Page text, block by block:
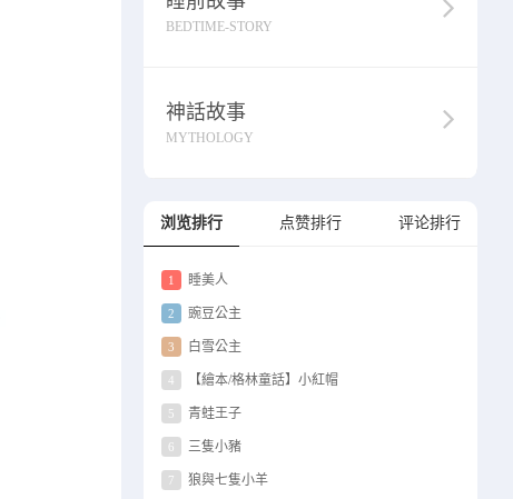
BEDTIME-STORY
神話故事
MYTHOLOGY
浏览排行 点赞排行 评论排行
1 睡美人
2 豌豆公主
3 白雪公主
4 【繪本/格林童話】小紅帽
5 青蛙王子
6 三隻小豬
7 狼與七隻小羊